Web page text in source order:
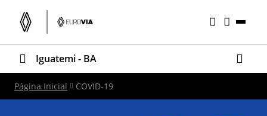
Iguatemi - BA
Página Inicial COVID-19